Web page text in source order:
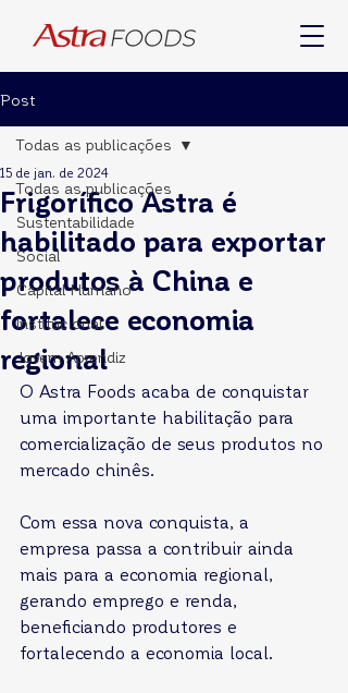
Post
Todas as publicações
Sustentabilidade
Social
Capital Humano
Institucional
Jovem Aprendiz
Todas as publicações
Frigorífico Astra é
habilitado para exportar
produtos à China e
fortalece economia
regional
15 de jan. de 2024
O Astra Foods acaba de conquistar
uma importante habilitação para
comercialização de seus produtos no
mercado chinês.
Com essa nova conquista, a
empresa passa a contribuir ainda
mais para a economia regional,
gerando emprego e renda,
beneficiando produtores e
fortalecendo a economia local.